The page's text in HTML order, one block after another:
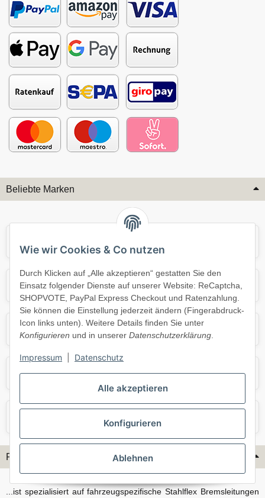
Alle akzeptieren
Konfigurieren
Ablehnen
Wie wir Cookies & Co nutzen
Durch Klicken auf „Alle akzeptieren“ gestatten Sie den
Einsatz folgender Dienste auf unserer Website: ReCaptcha,
SHOPVOTE, PayPal Express Checkout und Ratenzahlung.
Sie können die Einstellung jederzeit ändern (Fingerabdruck-
Icon links unten). Weitere Details finden Sie unter
Konfigurieren und in unserer Datenschutzerklärung.
Impressum Datenschutz
Beliebte Marken
Mercedes Mini
Opel Porsche
Skoda Smart
Flex-Hydraulik...
...ist spezialisiert auf fahrzeugspezifische Stahlflex Bremsleitungen